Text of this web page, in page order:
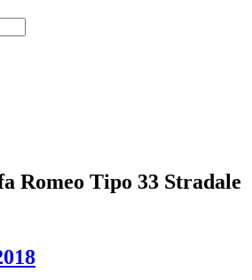
Romeo Tipo 33 Stradale